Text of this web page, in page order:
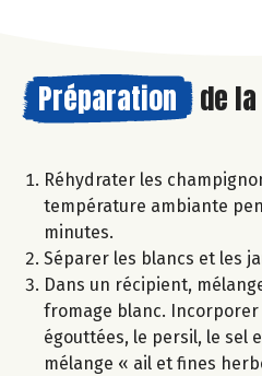
Préparation de la
Réhydrater les
température ambiante
minutes.
Séparer les blancs et les
Dans un récipient,
fromage blanc.
égouttées, le persil, le sel
mélange « ail et fines